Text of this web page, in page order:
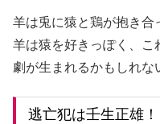
羊は兎に猿と鶏が抱き合
羊は猿を好きっぽく、こ
劇が生まれるかもしれな
逃亡犯は壬生正雄！